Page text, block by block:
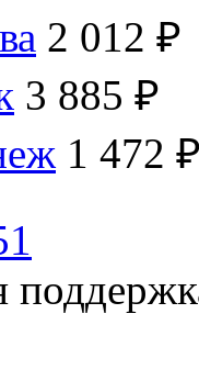
2 012 ₽
3 885 ₽
1 472